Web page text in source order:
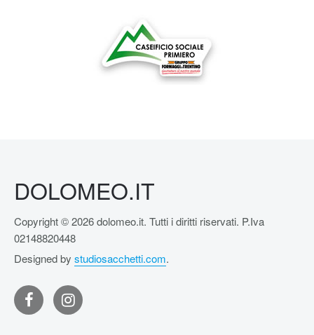
DOLOMEO.IT
Copyright © 2026 dolomeo.it. Tutti i diritti riservati. P.Iva
02148820448
Designed by studiosacchetti.com.